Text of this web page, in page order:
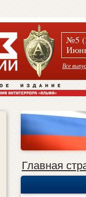
№5
Все
Главная